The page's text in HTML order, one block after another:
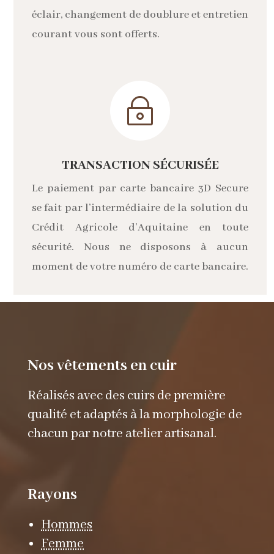
éclair, changement de doublure et entretien
courant vous sont offerts.
~
TRANSACTION SÉCURISÉE
Le paiement par carte bancaire 3D Secure
se fait par l’intermédiaire de la solution du
Crédit Agricole d’Aquitaine en toute
sécurité. Nous ne disposons à aucun
moment de votre numéro de carte bancaire.
Nos vêtements en cuir
Réalisés avec des cuirs de première
qualité et adaptés à la morphologie de
chacun par notre atelier artisanal.
Rayons
Hommes
Femme